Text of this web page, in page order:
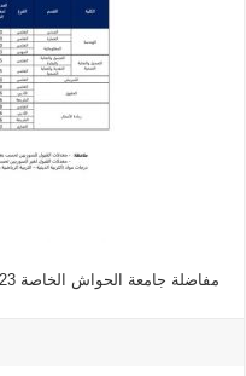
مفاضلة جامعة الحواش الخاصة 2023-2024